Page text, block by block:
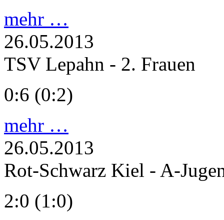
mehr …
26.05.2013
TSV Lepahn - 2. Frauen
0:6 (0:2)
mehr …
26.05.2013
Rot-Schwarz Kiel - A-
2:0 (1:0)